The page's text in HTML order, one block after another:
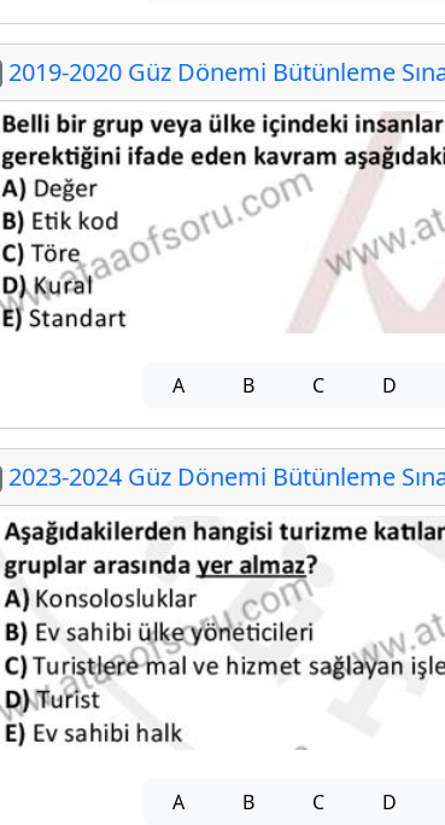
2019-2020 Güz Dönemi Bütünleme
A B C D
2023-2024 Güz Dönemi Bütünleme
A B C D